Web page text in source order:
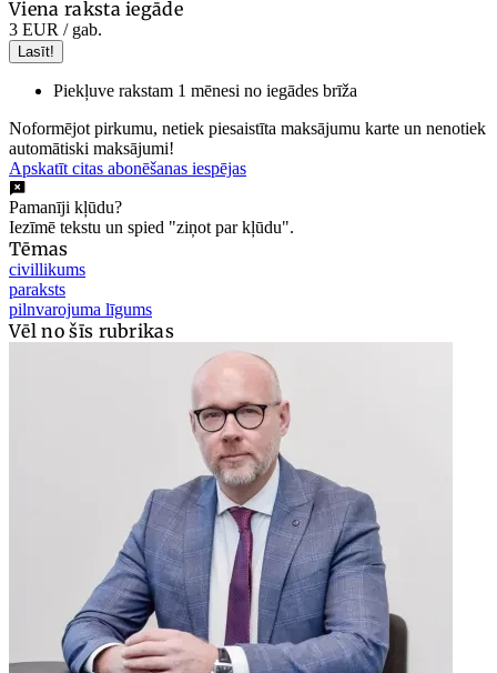
Viena raksta iegāde
3 EUR / gab.
Lasīt!
Piekļuve rakstam 1 mēnesi no iegādes brīža
Noformējot pirkumu, netiek piesaistīta maksājumu karte un nenotiek
automātiski maksājumi!
Apskatīt citas abonēšanas iespējas
Pamanīji kļūdu?
Iezīmē tekstu un spied "ziņot par kļūdu".
Tēmas
civillikums
paraksts
pilnvarojuma līgums
Vēl no šīs rubrikas